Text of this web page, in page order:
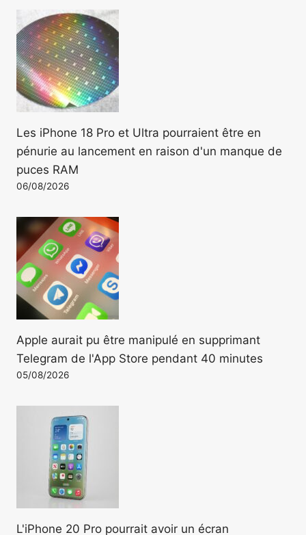
Les iPhone 18 Pro et Ultra pourraient être en
pénurie au lancement en raison d'un manque de
puces RAM
06/08/2026
Apple aurait pu être manipulé en supprimant
Telegram de l'App Store pendant 40 minutes
05/08/2026
L'iPhone 20 Pro pourrait avoir un écran